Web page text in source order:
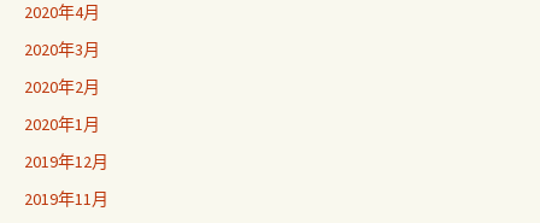
2020年4月
2020年3月
2020年2月
2020年1月
2019年12月
2019年11月